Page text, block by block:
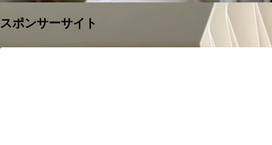
スポンサーサイト